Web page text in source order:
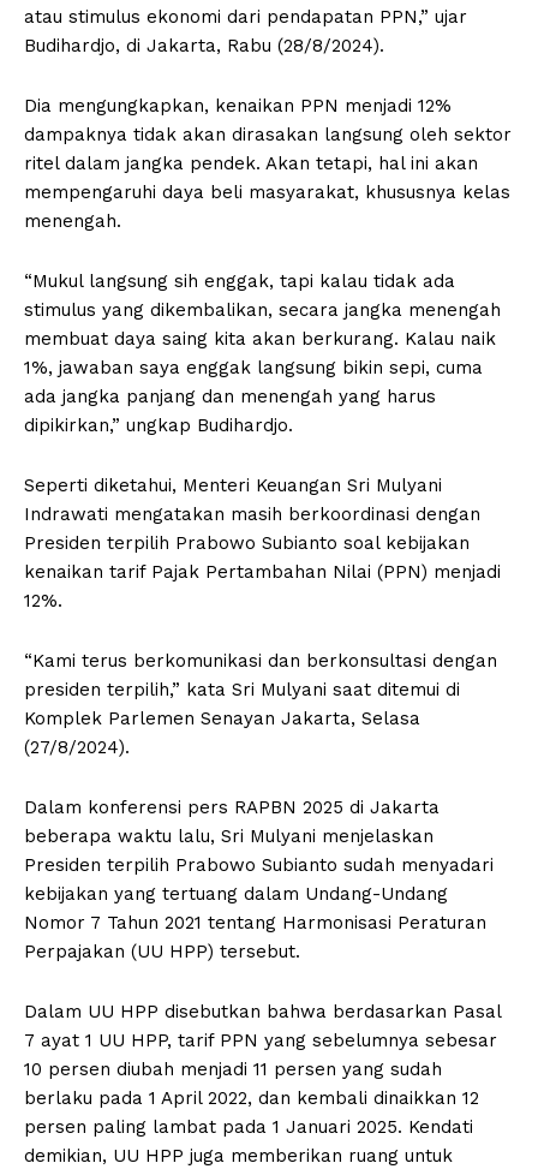
atau stimulus ekonomi dari pendapatan PPN,” ujar
Budihardjo, di Jakarta, Rabu (28/8/2024).
Dia mengungkapkan, kenaikan PPN menjadi 12%
dampaknya tidak akan dirasakan langsung oleh sektor
ritel dalam jangka pendek. Akan tetapi, hal ini akan
mempengaruhi daya beli masyarakat, khususnya kelas
menengah.
“Mukul langsung sih enggak, tapi kalau tidak ada
stimulus yang dikembalikan, secara jangka menengah
membuat daya saing kita akan berkurang. Kalau naik
1%, jawaban saya enggak langsung bikin sepi, cuma
ada jangka panjang dan menengah yang harus
dipikirkan,” ungkap Budihardjo.
Seperti diketahui, Menteri Keuangan Sri Mulyani
Indrawati mengatakan masih berkoordinasi dengan
Presiden terpilih Prabowo Subianto soal kebijakan
kenaikan tarif Pajak Pertambahan Nilai (PPN) menjadi
12%.
“Kami terus berkomunikasi dan berkonsultasi dengan
presiden terpilih,” kata Sri Mulyani saat ditemui di
Komplek Parlemen Senayan Jakarta, Selasa
(27/8/2024).
Dalam konferensi pers RAPBN 2025 di Jakarta
beberapa waktu lalu, Sri Mulyani menjelaskan
Presiden terpilih Prabowo Subianto sudah menyadari
kebijakan yang tertuang dalam Undang-Undang
Nomor 7 Tahun 2021 tentang Harmonisasi Peraturan
Perpajakan (UU HPP) tersebut.
Dalam UU HPP disebutkan bahwa berdasarkan Pasal
7 ayat 1 UU HPP, tarif PPN yang sebelumnya sebesar
10 persen diubah menjadi 11 persen yang sudah
berlaku pada 1 April 2022, dan kembali dinaikkan 12
persen paling lambat pada 1 Januari 2025. Kendati
demikian, UU HPP juga memberikan ruang untuk